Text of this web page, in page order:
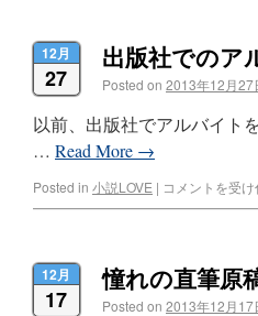
12月
27
出版社でのア
Posted on 2013年12月27
以前、出版社でアルバイト
… Read More →
Posted in 小説LOVE | コメントを受
12月
17
憧れの直筆原
Posted on 2013年12月17